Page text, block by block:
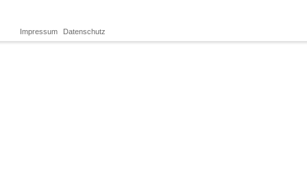
Impressum Datenschutz